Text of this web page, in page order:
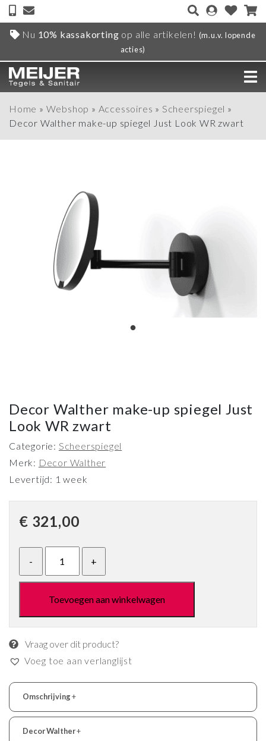
Nu 10% kassakorting op alle artikelen! (m.u.v. lopende
acties)
Home » Webshop » Accessoires » Scheerspiegel »
Decor Walther make-up spiegel Just Look WR zwart
Decor Walther make-up spiegel Just
Look WR zwart
Categorie: Scheerspiegel
Merk: Decor Walther
Levertijd: 1 week
€ 321,00
Toevoegen aan winkelwagen
Vraag over dit product?
Voeg toe aan verlanglijst
Omschrijving+
Decor Walther+